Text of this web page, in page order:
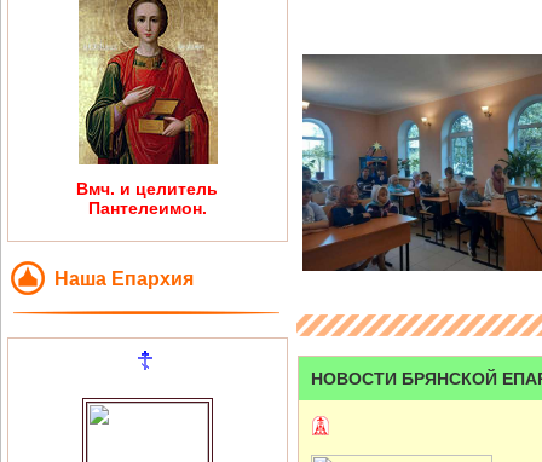
Вмч. и целитель
Пантелеимон.
Наша Епархия
НОВОСТИ БРЯНСКОЙ